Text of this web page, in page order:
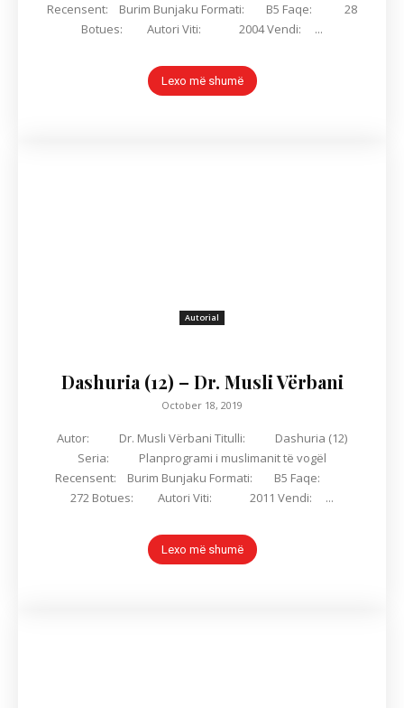
Recensent: Burim Bunjaku Formati: B5 Faqe: 28
Botues: Autori Viti: 2004 Vendi: ...
Lexo më shumë
Autorial
Dashuria (12) – Dr. Musli Vërbani
October 18, 2019
Autor: Dr. Musli Vërbani Titulli: Dashuria (12)
Seria: Planprogrami i muslimanit të vogël
Recensent: Burim Bunjaku Formati: B5 Faqe:
272 Botues: Autori Viti: 2011 Vendi: ...
Lexo më shumë